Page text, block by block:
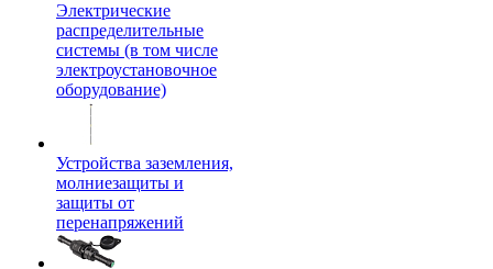
Электрические
распределительные
системы (в том числе
электроустановочное
оборудование)
Устройства заземления,
молниезащиты и
защиты от
перенапряжений